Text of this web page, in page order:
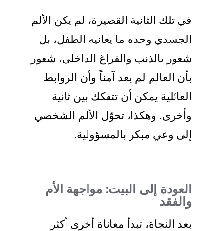
في تلك الثانية القصيرة، لم يكن الألم
الجسدي وحده ما يعانيه الطفل، بل
شعور بالذنب والفراغ الداخلي، شعور
بأن العالم لم يعد آمناً وأن الروابط
العائلية يمكن أن تتفكك بين ثانية
وأخرى. وهكذا، تحوّل الألم الشخصي
إلى وعي مبكر بالمسؤولية.
العودة إلى البيت: مواجهة الأم
والفقد
بعد النجاة، تبدأ معاناة أخرى أكثر